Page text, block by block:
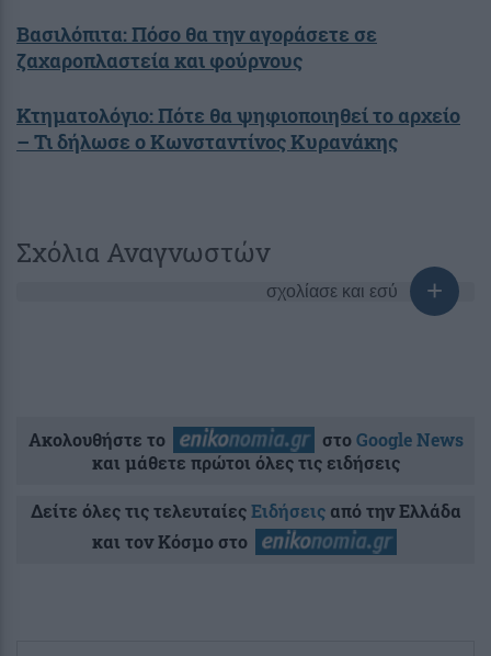
Βασιλόπιτα: Πόσο θα την αγοράσετε σε
ζαχαροπλαστεία και φούρνους
Κτηματολόγιο: Πότε θα ψηφιοποιηθεί το αρχείο
– Τι δήλωσε ο Κωνσταντίνος Κυρανάκης
Σχόλια Αναγνωστών
σχολίασε και εσύ
Ακολουθήστε το στοGoogle News
και μάθετε πρώτοι όλες τις ειδήσεις
Δείτε όλες τις τελευταίεςΕιδήσειςαπό την Ελλάδα
και τον Κόσμο στο